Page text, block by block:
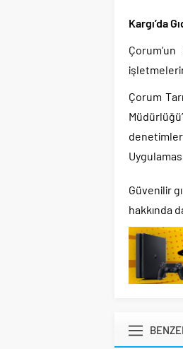
Kargı’da
Çorum
Güvenilir
hakkında